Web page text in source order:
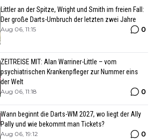
Littler an der Spitze, Wright und Smith im freien Fall:
Der große Darts-Umbruch der letzten zwei Jahre
Aug 06, 11:15 0
ZEITREISE MIT: Alan Warriner-Little – vom
psychiatrischen Krankenpfleger zur Nummer eins
der Welt
Aug 06, 11:18 0
Wann beginnt die Darts-WM 2027, wo liegt der Ally
Pally und wie bekommt man Tickets?
Aug 06, 19:12 0